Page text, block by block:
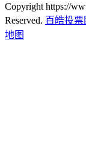
Copyright https://
Reserved. 百皓投票
地图